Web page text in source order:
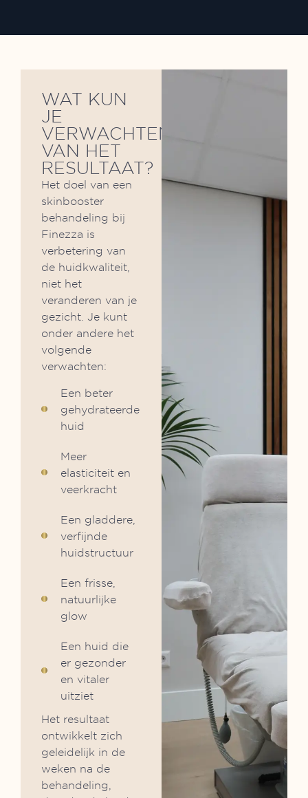
WAT KUN
JE
VERWACHTEN
VAN HET
RESULTAAT?
Het doel van een
skinbooster
behandeling bij
Finezza is
verbetering van
de huidkwaliteit,
niet het
veranderen van je
gezicht. Je kunt
onder andere het
volgende
verwachten:
Een beter
gehydrateerde
huid
Meer
elasticiteit en
veerkracht
Een gladdere,
verfijnde
huidstructuur
Een frisse,
natuurlijke
glow
Een huid die
er gezonder
en vitaler
uitziet
Het resultaat
ontwikkelt zich
geleidelijk in de
weken na de
behandeling,